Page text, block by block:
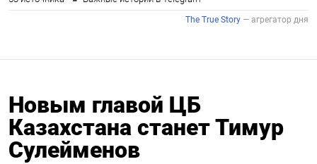
Новым главой ЦБ
Казахстана станет Тимур
Сулейменов